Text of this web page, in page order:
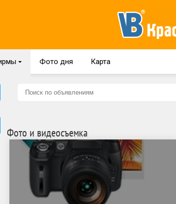
{ Фото дня Карта
Фото и видеосъемка